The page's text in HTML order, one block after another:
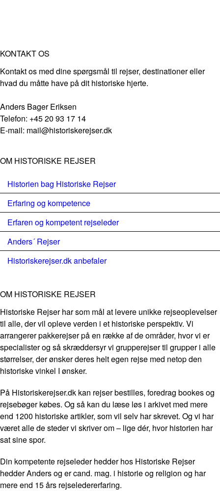
KONTAKT OS
Kontakt os med dine spørgsmål til rejser, destinationer eller
hvad du måtte have på dit historiske hjerte.
Anders Bager Eriksen
Telefon: +45 20 93 17 14
E-mail: mail@historiskerejser.dk
OM HISTORISKE REJSER
Historien bag Historiske Rejser
Erfaring og kompetence
Erfaren og kompetent rejseleder
Anders´ Rejser
Historiskerejser.dk anbefaler
OM HISTORISKE REJSER
Historiske Rejser har som mål at levere unikke rejseoplevelser
til alle, der vil opleve verden i et historiske perspektiv. Vi
arrangerer pakkerejser på en række af de områder, hvor vi er
specialister og så skræddersyr vi grupperejser til grupper i alle
størrelser, der ønsker deres helt egen rejse med netop den
historiske vinkel I ønsker.
På Historiskerejser.dk kan rejser bestilles, foredrag bookes og
rejsebøger købes. Og så kan du læse løs i arkivet med mere
end 1200 historiske artikler, som vil selv har skrevet. Og vi har
været alle de steder vi skriver om – lige dér, hvor historien har
sat sine spor.
Din kompetente rejseleder hedder hos Historiske Rejser
hedder Anders og er cand. mag. i historie og religion og har
mere end 15 års rejseledererfaring.